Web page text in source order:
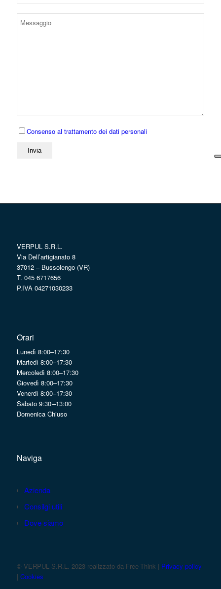
Consenso al trattamento dei dati personali
VERPUL S.R.L.
Via Dell’artigianato 8
37012 – Bussolengo (VR)
T. 045 6717656
P.IVA 04271030233
Orari
Lunedì 8:00–17:30
Martedì 8:00–17:30
Mercoledì 8:00–17:30
Giovedì 8:00–17:30
Venerdì 8:00–17:30
Sabato 9:30 –13:00
Domenica Chiuso
Naviga
Azienda
Consilgi utili
Dove siamo
© VERPUL S.R.L. 2023 realizzato da Free-Think | Privacy policy
| Cookies